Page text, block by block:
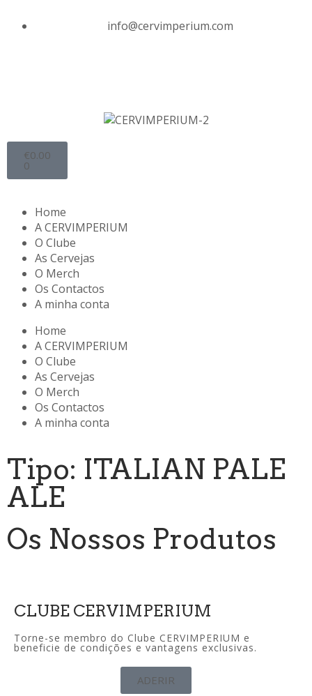
info@cervimperium.com
€0.00
0
Home
A CERVIMPERIUM
O Clube
As Cervejas
O Merch
Os Contactos
A minha conta
Home
A CERVIMPERIUM
O Clube
As Cervejas
O Merch
Os Contactos
A minha conta
Tipo: ITALIAN PALE
ALE
Os Nossos Produtos
CLUBE CERVIMPERIUM
Torne-se membro do Clube CERVIMPERIUM e
beneficie de condições e vantagens exclusivas.
ADERIR